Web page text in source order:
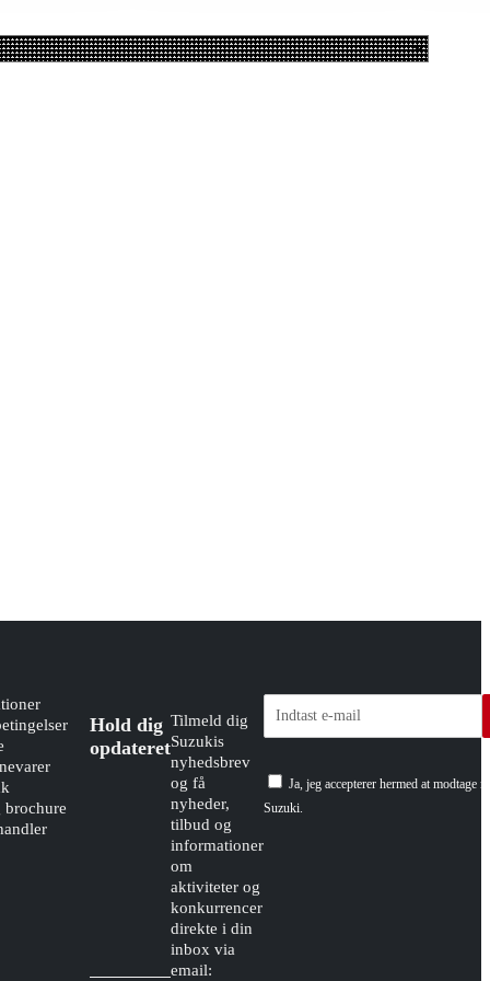
brochure
Hold dig
opdateret
Tilmeld dig
Suzukis
nyhedsbrev
og få
nyheder,
tilbud og
informationer
om
aktiviteter og
konkurrencer
direkte i din
inbox via
email:
Ja, jeg accepterer hermed at modtage
Suzuki.